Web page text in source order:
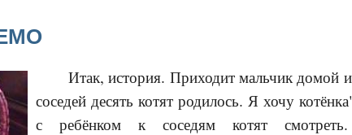
Итак, история. Приходит мальчик домой
соседей десять котят родилось. Я хочу
с ребёнком к соседям котят